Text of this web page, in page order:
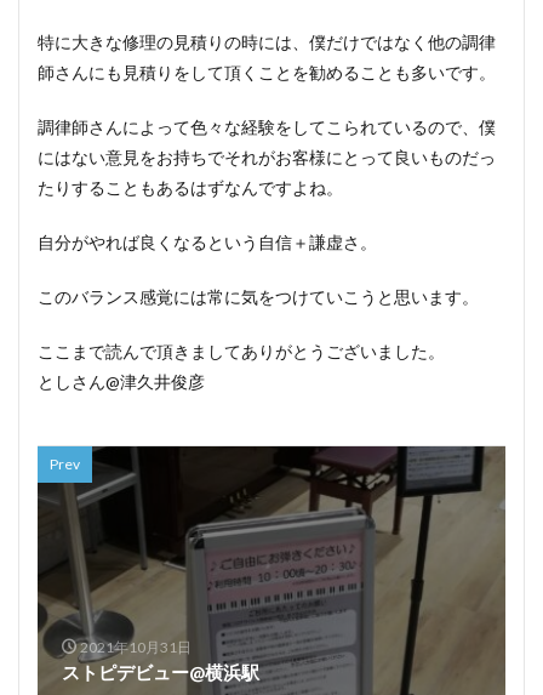
特に大きな修理の見積りの時には、僕だけではなく他の調律
師さんにも見積りをして頂くことを勧めることも多いです。
調律師さんによって色々な経験をしてこられているので、僕
にはない意見をお持ちでそれがお客様にとって良いものだっ
たりすることもあるはずなんですよね。
自分がやれば良くなるという自信＋謙虚さ。
このバランス感覚には常に気をつけていこうと思います。
ここまで読んで頂きましてありがとうございました。
としさん@津久井俊彦
Prev
2021年10月31日
ストピデビュー@横浜駅